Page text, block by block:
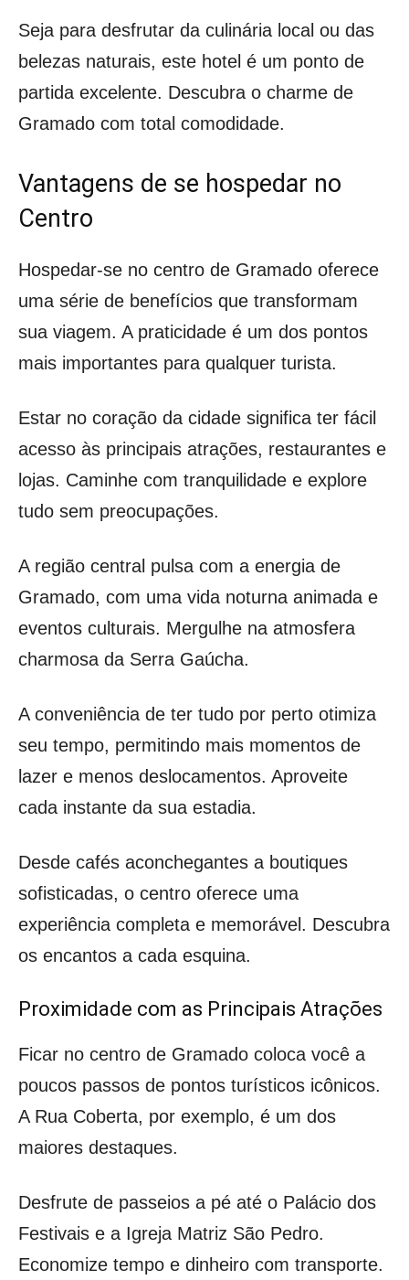
Seja para desfrutar da culinária local ou das
belezas naturais, este hotel é um ponto de
partida excelente. Descubra o charme de
Gramado com total comodidade.
Vantagens de se hospedar no
Centro
Hospedar-se no centro de Gramado oferece
uma série de benefícios que transformam
sua viagem. A praticidade é um dos pontos
mais importantes para qualquer turista.
Estar no coração da cidade significa ter fácil
acesso às principais atrações, restaurantes e
lojas. Caminhe com tranquilidade e explore
tudo sem preocupações.
A região central pulsa com a energia de
Gramado, com uma vida noturna animada e
eventos culturais. Mergulhe na atmosfera
charmosa da Serra Gaúcha.
A conveniência de ter tudo por perto otimiza
seu tempo, permitindo mais momentos de
lazer e menos deslocamentos. Aproveite
cada instante da sua estadia.
Desde cafés aconchegantes a boutiques
sofisticadas, o centro oferece uma
experiência completa e memorável. Descubra
os encantos a cada esquina.
Proximidade com as Principais Atrações
Ficar no centro de Gramado coloca você a
poucos passos de pontos turísticos icônicos.
A Rua Coberta, por exemplo, é um dos
maiores destaques.
Desfrute de passeios a pé até o Palácio dos
Festivais e a Igreja Matriz São Pedro.
Economize tempo e dinheiro com transporte.